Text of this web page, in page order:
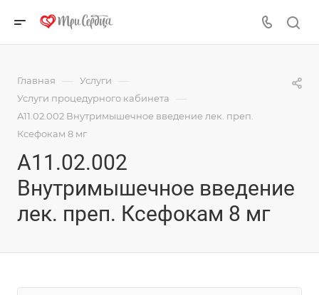
Главная — Услуги —
Услуги процедурного кабинета —
А11.02.002 Внутримышечное введение лек. преп.
Ксефокам 8 мг
А11.02.002
Внутримышечное введение
лек. преп. Ксефокам 8 мг